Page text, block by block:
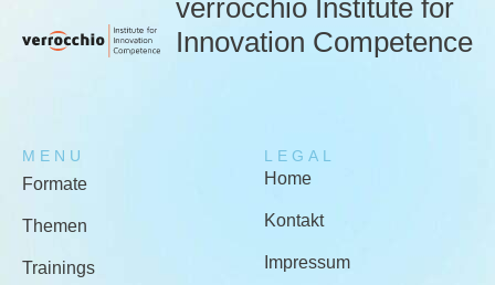
verrocchio Institute for
Innovation Competence
MENU
Formate
Themen
Trainings
LEGAL
Home
Kontakt
Impressum